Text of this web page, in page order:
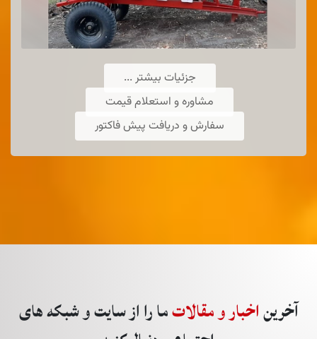
جزئیات بیشتر ...
مشاوره و استعلام قیمت
سفارش و دریافت پیش فاکتور
آخریناخبار و مقالاتما را از سایت و شبکه های